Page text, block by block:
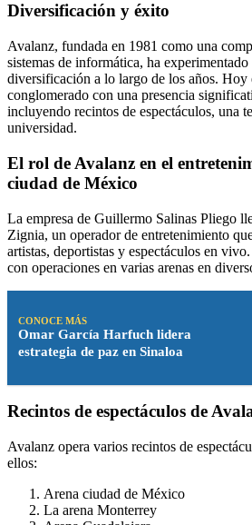
Diversificación y éxito
Avalanz, fundada en 1981 como una
sistemas de informática, ha
diversificación a lo largo de los años. Hoy
conglomerado con una presencia
incluyendo recintos de espectáculos, una
universidad.
El rol de Avalanz en el
ciudad de México
La empresa de Guillermo Salinas Pliego
Zignia, un operador de entretenimiento
artistas, deportistas y espectáculos en
con operaciones en varias arenas en
CONOCE MÁS
Omar García Harfuch lidera
estrategia de paz en Sinaloa
Recintos de espectáculos de
Avalanz opera varios recintos de
ellos:
Arena ciudad de México
La arena Monterrey